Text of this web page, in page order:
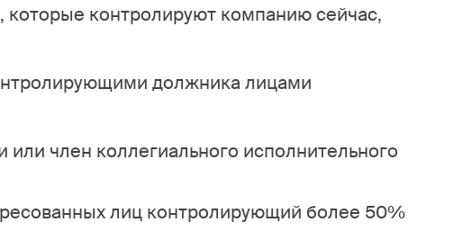
которые контролируют компанию сейчас,
должника лицами
член коллегиального исполнительного
лиц контролирующий более 50%